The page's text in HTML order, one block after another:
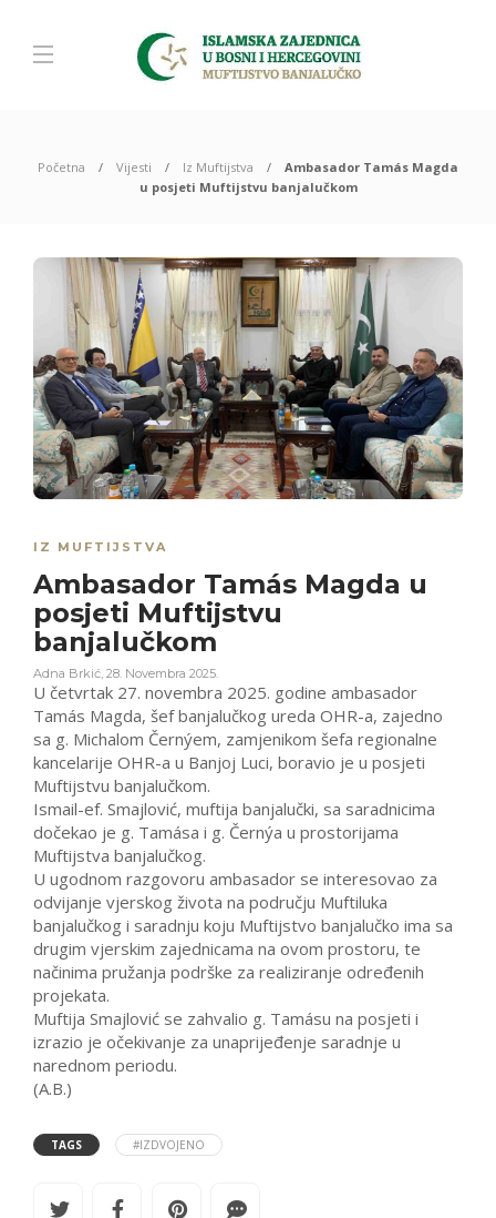
Početna Vijesti Iz Muftijstva
Ambasador Tamás Magda
u posjeti Muftijstvu banjalučkom
IZ MUFTIJSTVA
Ambasador Tamás Magda u
posjeti Muftijstvu
banjalučkom
Adna Brkić, 28. Novembra 2025.
U četvrtak 27. novembra 2025. godine ambasador
Tamás Magda, šef banjalučkog ureda OHR-a, zajedno
sa g. Michalom Černýem, zamjenikom šefa regionalne
kancelarije OHR-a u Banjoj Luci, boravio je u posjeti
Muftijstvu banjalučkom.
Ismail-ef. Smajlović, muftija banjalučki, sa saradnicima
dočekao je g. Tamása i g. Černýa u prostorijama
Muftijstva banjalučkog.
U ugodnom razgovoru ambasador se interesovao za
odvijanje vjerskog života na području Muftiluka
banjalučkog i saradnju koju Muftijstvo banjalučko ima sa
drugim vjerskim zajednicama na ovom prostoru, te
načinima pružanja podrške za realiziranje određenih
projekata.
Muftija Smajlović se zahvalio g. Tamásu na posjeti i
izrazio je očekivanje za unaprijeđenje saradnje u
narednom periodu.
(A.B.)
TAGS #IZDVOJENO